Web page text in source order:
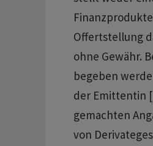
Offertstellung
ohne Gewähr.
begeben
der Emittentin
gemachten
von